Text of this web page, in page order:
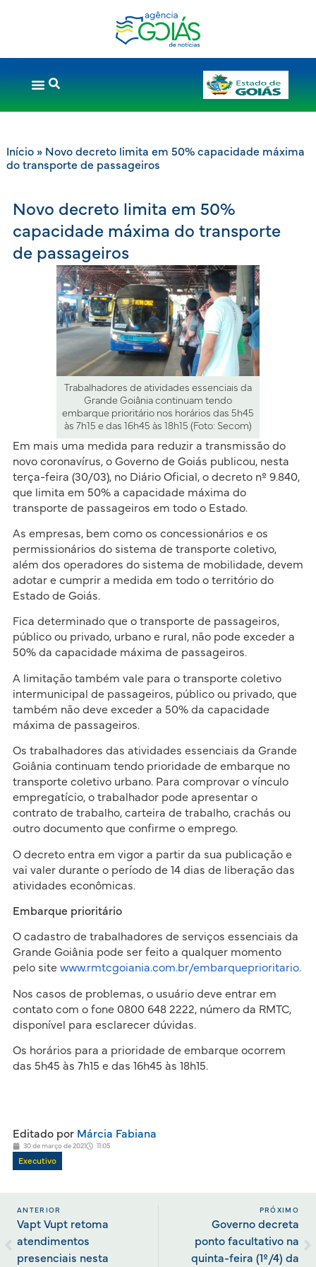
Início» Novo decreto limita em 50% capacidade máxima
do transporte de passageiros
Novo decreto limita em 50%
capacidade máxima do transporte
de passageiros
Trabalhadores de atividades essenciais da
Grande Goiânia continuam tendo
embarque prioritário nos horários das 5h45
às 7h15 e das 16h45 às 18h15 (Foto: Secom)
Em mais uma medida para reduzir a transmissão do
novo coronavírus, o Governo de Goiás publicou, nesta
terça-feira (30/03), no Diário Oficial, o decreto nº 9.840,
que limita em 50% a capacidade máxima do
transporte de passageiros em todo o Estado.
As empresas, bem como os concessionários e os
permissionários do sistema de transporte coletivo,
além dos operadores do sistema de mobilidade, devem
adotar e cumprir a medida em todo o território do
Estado de Goiás.
Fica determinado que o transporte de passageiros,
público ou privado, urbano e rural, não pode exceder a
50% da capacidade máxima de passageiros.
A limitação também vale para o transporte coletivo
intermunicipal de passageiros, público ou privado, que
também não deve exceder a 50% da capacidade
máxima de passageiros.
Os trabalhadores das atividades essenciais da Grande
Goiânia continuam tendo prioridade de embarque no
transporte coletivo urbano. Para comprovar o vínculo
empregatício, o trabalhador pode apresentar o
contrato de trabalho, carteira de trabalho, crachás ou
outro documento que confirme o emprego.
O decreto entra em vigor a partir da sua publicação e
vai valer durante o período de 14 dias de liberação das
atividades econômicas.
Embarque prioritário
O cadastro de trabalhadores de serviços essenciais da
Grande Goiânia pode ser feito a qualquer momento
pelo site www.rmtcgoiania.com.br/embarqueprioritario.
Nos casos de problemas, o usuário deve entrar em
contato com o fone 0800 648 2222, número da RMTC,
disponível para esclarecer dúvidas.
Os horários para a prioridade de embarque ocorrem
das 5h45 às 7h15 e das 16h45 às 18h15.
Editado porMárcia Fabiana
30 de março de 2021 11:05
Executivo
ANTERIOR
Vapt Vupt retoma
atendimentos
presenciais nesta
PRÓXIMO
Governo decreta
ponto facultativo na
quinta-feira (1º/4) da